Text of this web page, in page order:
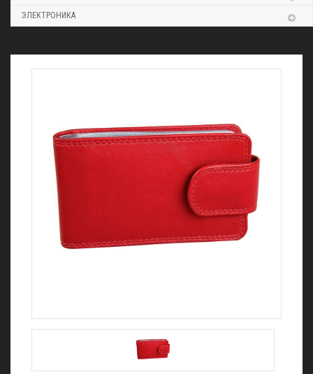
ЭЛЕКТРОНИКА